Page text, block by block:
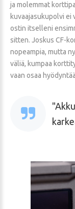
ja molemmat
kuvaajasukupolvi ei
ostin itselleni
sitten. Joskus CF-
nopeampia, mutta
väliä, kumpaa
vaan osaa